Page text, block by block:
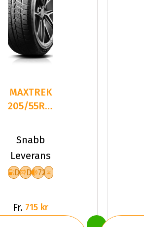
MAXTREK
205/55R16
M7 PLUS
Snabb
Leverans
D D 72
Fr. 715 kr